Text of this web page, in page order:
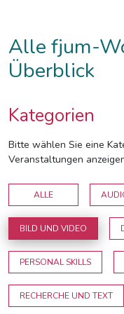
Alle fjum-
Überblick
Kategorien
Bitte wählen Sie eine
Veranstaltungen
ALLE
BILD UND VIDEO
PERSONAL SKILLS
RECHERCHE UND TEXT